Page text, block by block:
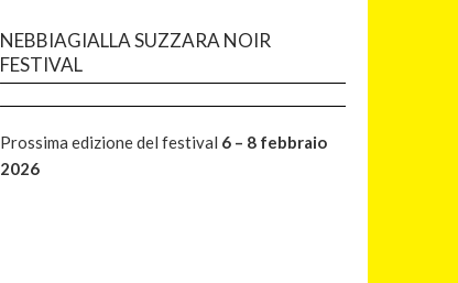
NEBBIAGIALLA SUZZARA NOIR
FESTIVAL
Prossima edizione del festival 6 – 8 febbraio
2026